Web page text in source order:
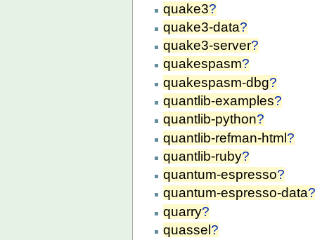
quake3?
quake3-data?
quake3-server?
quakespasm?
quakespasm-dbg?
quantlib-examples?
quantlib-python?
quantlib-refman-html?
quantlib-ruby?
quantum-espresso?
quantum-espresso-data
quarry?
quassel ?